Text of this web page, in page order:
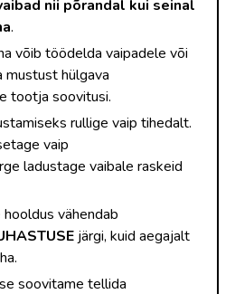
nii põrandal kui seinal
.
võib töödelda vaipadele või
mustust hülgava
tootja soovitusi.
rullige vaip tihedalt.
vaip
ladustage vaibale raskeid
vähendab
järgi, kuid aegajalt
soovitame tellida